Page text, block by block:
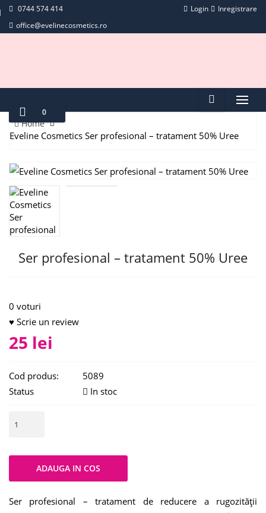
0744 574 414
office@evelinecosmetics.ro
Login Inregistrare
0
Home
Eveline Cosmetics Ser profesional – tratament 50% Uree
Ser profesional – tratament 50% Uree
0 voturi
♥ Scrie un review
25 lei
Cod produs:
5089
Status
In stoc
Ser profesional – tratament de reducere a rugozității